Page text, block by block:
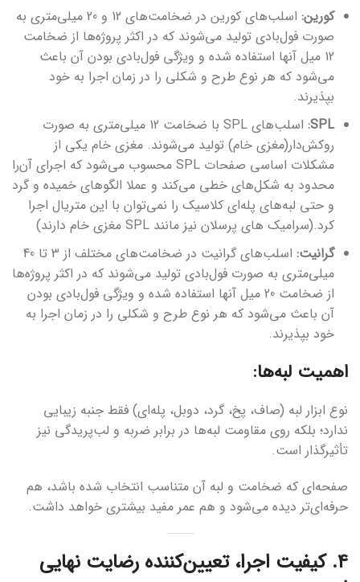
کورین:
اسلب‌های کورین در ضخامت‌های 12 و 20 میلی‌متری به
صورت فول‌بادی تولید می‌شوند که در اکثر پروژه‌ها از ضخامت
12 میل آنها استفاده شده و ویژگی فول‌بادی بودن آن باعث
می‌شود که هر نوع طرح و شکلی را در زمان اجرا به خود
بپذیرند.
SPL:
اسلب‌های SPL با ضخامت 12 میلی‌متری به صورت
روکش‌دار(مغزی خام) تولید می‌شوند. مغزی خام یکی از
مشکلات اساسی صفحات SPL محسوب می‌شود که اجرای آن‌را
محدود به شکل‌های خطی می‌کند و عملا الگوهای خمیده و گرد
و حتی لبه‌های پله‌ای کلاسیک را نمی‌توان با این متریال اجرا
کرد.(سرامیک های پرسلان نیز مانند ‌SPL مغزی خام دارند)
گرانیت:
اسلب‌های گرانیت در ضخامت‌های مختلف از 3 تا 40
میلی‌متری به صورت فول‌بادی تولید می‌شوند که در اکثر پروژه‌ها
از ضخامت 20 میل آنها استفاده شده و ویژگی فول‌بادی بودن
آن باعث می‌شود که هر نوع طرح و شکلی را در زمان اجرا به
خود بپذیرند.
اهمیت لبه‌ها:
نوع ابزار لبه (صاف، پخ، گرد، دوبل، پله‌ای) فقط جنبه زیبایی
ندارد؛ بلکه روی مقاومت لبه‌ها در برابر ضربه و لب‌پریدگی نیز
تأثیرگذار است.
صفحه‌ای که ضخامت و لبه آن متناسب انتخاب شده باشد، هم
حرفه‌ای‌تر دیده می‌شود و هم عمر مفید بیشتری خواهد داشت.
۴. کیفیت اجرا، تعیین‌کننده رضایت نهایی